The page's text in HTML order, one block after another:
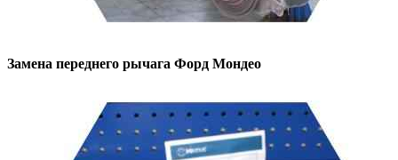
Замена переднего рычага Форд Мондео